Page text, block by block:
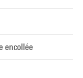
encollée